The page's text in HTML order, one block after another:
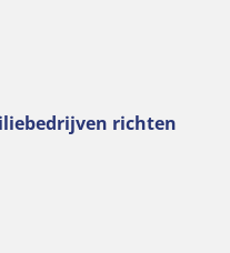
richten